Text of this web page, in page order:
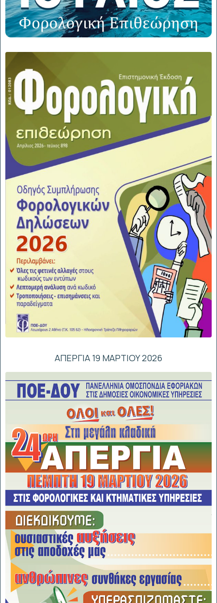
ΑΠΕΡΓΙΑ 19 ΜΑΡΤΙΟΥ 2026